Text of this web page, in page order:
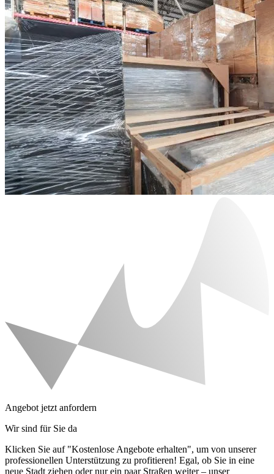
Angebot jetzt anfordern
Wir sind für Sie da
Klicken Sie auf "Kostenlose Angebote erhalten", um von unserer
professionellen Unterstützung zu profitieren! Egal, ob Sie in eine
neue Stadt ziehen oder nur ein paar Straßen weiter – unser